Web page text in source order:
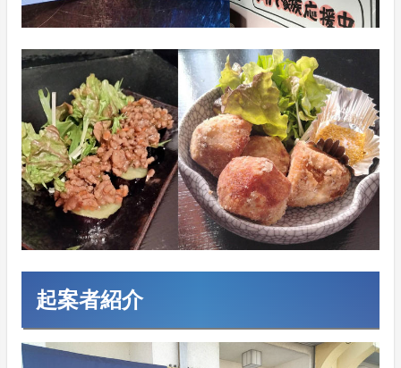
起案者紹介